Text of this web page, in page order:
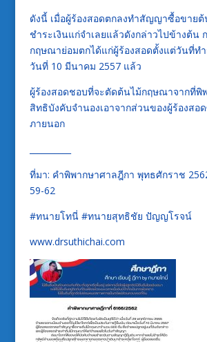
ดังนี้ เมื่อผู้ร้องสอดตกลงทำสัญญาซื้อขาย
ชำระเงินแก่จำเลยแล้วดังกล่าวไปข้างต้น
กฤษณาย่อมตกได้แก่ผู้ร้องสอดตั้งแต่วันที่
วันที่ 10 มีนาคม 2557 แล้ว
ผู้ร้องสอดชอบที่จะตัดต้นไม้กฤษณาจากที่พิ
สิทธิบังคับจำนองเอาจากส่วนของผู้ร้องสอ
ภายนอก
ที่มา: คำพิพากษาศาลฎีกา พุทธศักราช
59-62
#ทนายโทนี่ #ทนายสุทธิชัย ปัญญโรจน์
www.drsuthichai.com